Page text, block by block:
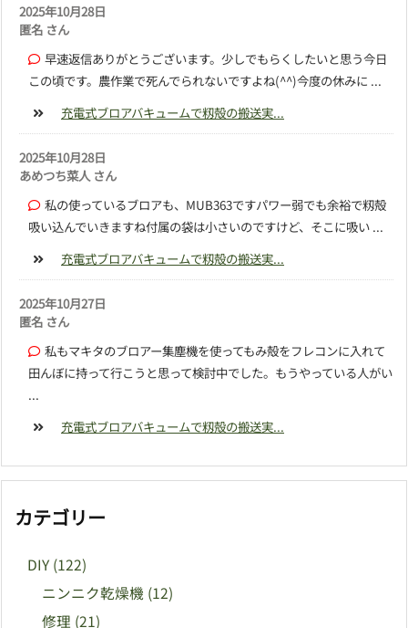
2025年10月28日
匿名 さん
早速返信ありがとうございます。少しでもらくしたいと思う今日
この頃です。農作業で死んでられないですよね(^^)今度の休みに ...
充電式ブロアバキュームで籾殻の搬送実...
2025年10月28日
あめつち菜人 さん
私の使っているブロアも、MUB363ですパワー弱でも余裕で籾殻
吸い込んでいきますね付属の袋は小さいのですけど、そこに吸い ...
充電式ブロアバキュームで籾殻の搬送実...
2025年10月27日
匿名 さん
私もマキタのブロアー集塵機を使ってもみ殻をフレコンに入れて
田んぼに持って行こうと思って検討中でした。もうやっている人がい
...
充電式ブロアバキュームで籾殻の搬送実...
カテゴリー
DIY (122)
ニンニク乾燥機 (12)
修理 (21)